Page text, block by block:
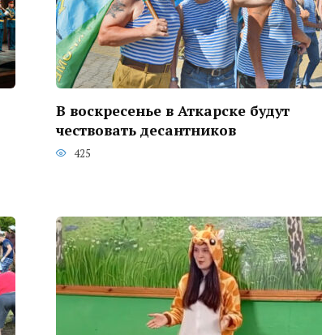
В воскресенье в Аткарске будут
чествовать десантников
425